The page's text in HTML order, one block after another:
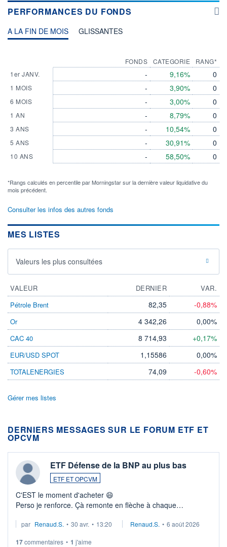
PERFORMANCES DU FONDS
A LA FIN DE MOIS GLISSANTES
1er JANV.
1 MOIS
6 MOIS
1 AN
3 ANS
5 ANS
10 ANS
FONDS
-
-
-
-
-
-
-
CATEGORIE
9,16%
3,90%
3,00%
8,79%
10,54%
30,91%
58,50%
RANG*
0
0
0
0
0
0
0
*Rangs calculés en percentile par Morningstar sur la dernière valeur liquidative du
mois précédent.
Consulter les infos des autres fonds
MES LISTES
Valeurs les plus consultées
VALEUR DERNIER
VAR.
Pétrole Brent
82,35 -0,88%
Or 4 342,26 0,00%
CAC 40 8 714,93 +0,17%
EUR/USD SPOT 1,15586 0,00%
TOTALENERGIES 74,09 -0,60%
Gérer mes listes
DERNIERS MESSAGES SUR LE FORUM ETF ET
OPCVM
ETF Défense de la BNP au plus bas
ETF ET OPCVM
C'EST le moment d'acheter 😄​
Perso je renforce. Çà remonte en flèche à chaque
Investissement long terme tip top pour sa retraite.
par Renaud.S. • 30 avr. • 13:20 Renaud.S. • 6 août 2026
17commentaires • 1 j'aime